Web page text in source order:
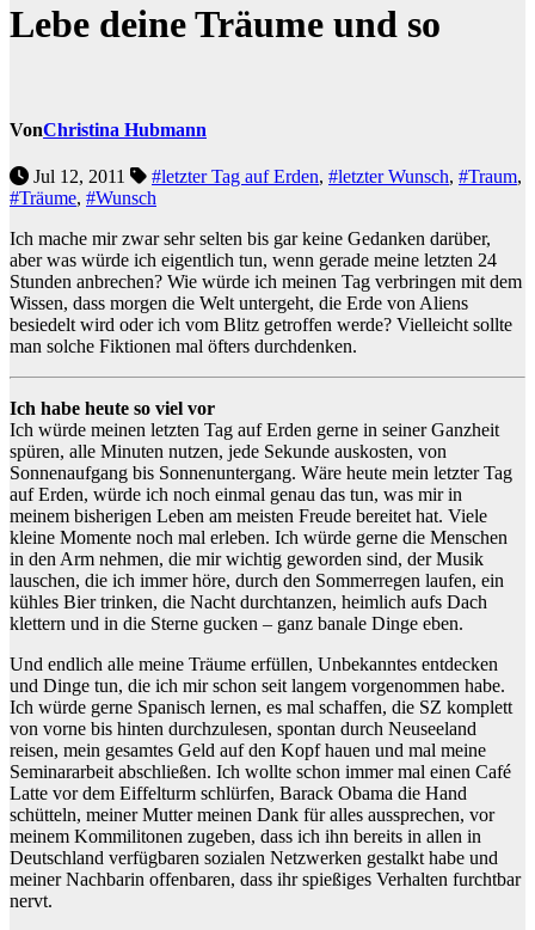
Lebe deine Träume und so
VonChristina Hubmann
Jul 12, 2011 #letzter Tag auf Erden, #letzter Wunsch, #Traum,
#Träume, #Wunsch
Ich mache mir zwar sehr selten bis gar keine Gedanken darüber,
aber was würde ich eigentlich tun, wenn gerade meine letzten 24
Stunden anbrechen? Wie würde ich meinen Tag verbringen mit dem
Wissen, dass morgen die Welt untergeht, die Erde von Aliens
besiedelt wird oder ich vom Blitz getroffen werde? Vielleicht sollte
man solche Fiktionen mal öfters durchdenken.
Ich habe heute so viel vor
Ich würde meinen letzten Tag auf Erden gerne in seiner Ganzheit
spüren, alle Minuten nutzen, jede Sekunde auskosten, von
Sonnenaufgang bis Sonnenuntergang. Wäre heute mein letzter Tag
auf Erden, würde ich noch einmal genau das tun, was mir in
meinem bisherigen Leben am meisten Freude bereitet hat. Viele
kleine Momente noch mal erleben. Ich würde gerne die Menschen
in den Arm nehmen, die mir wichtig geworden sind, der Musik
lauschen, die ich immer höre, durch den Sommerregen laufen, ein
kühles Bier trinken, die Nacht durchtanzen, heimlich aufs Dach
klettern und in die Sterne gucken – ganz banale Dinge eben.
Und endlich alle meine Träume erfüllen, Unbekanntes entdecken
und Dinge tun, die ich mir schon seit langem vorgenommen habe.
Ich würde gerne Spanisch lernen, es mal schaffen, die SZ komplett
von vorne bis hinten durchzulesen, spontan durch Neuseeland
reisen, mein gesamtes Geld auf den Kopf hauen und mal meine
Seminararbeit abschließen. Ich wollte schon immer mal einen Café
Latte vor dem Eiffelturm schlürfen, Barack Obama die Hand
schütteln, meiner Mutter meinen Dank für alles aussprechen, vor
meinem Kommilitonen zugeben, dass ich ihn bereits in allen in
Deutschland verfügbaren sozialen Netzwerken gestalkt habe und
meiner Nachbarin offenbaren, dass ihr spießiges Verhalten furchtbar
nervt.